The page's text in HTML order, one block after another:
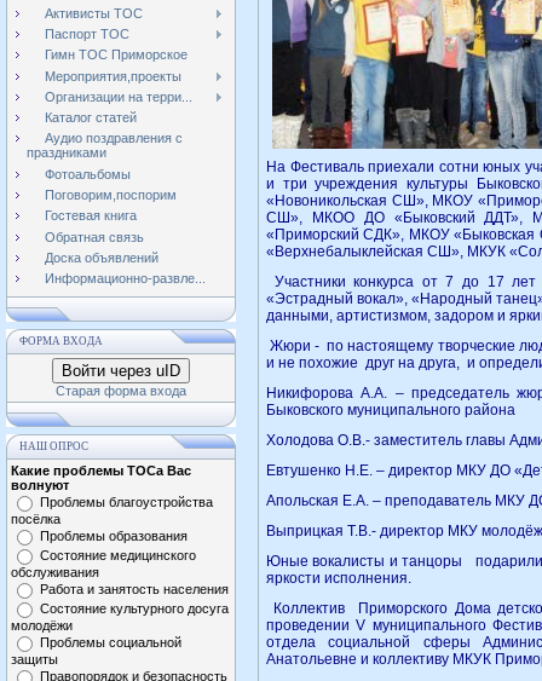
Активисты ТОС
Паспорт ТОС
Гимн ТОС Приморское
Мероприятия,проекты
Организации на терри...
Каталог статей
Аудио поздравления с
праздниками
Фотоальбомы
Поговорим,поспорим
Гостевая книга
Обратная связь
Доска объявлений
Информационно-развле...
ФОРМА ВХОДА
Войти через uID
Старая форма входа
НАШ ОПРОС
Какие проблемы ТОСа Вас
волнуют
Проблемы благоустройства
посёлка
Проблемы образования
Состояние медицинского
обслуживания
Работа и занятость населения
Состояние культурного досуга
молодёжи
Проблемы социальной
защиты
Правопорядок и безопасность
На Фестиваль приехали сотни юных
и три учреждения культуры
«Новоникольская СШ», МКОУ
СШ», МКОО ДО «Быковский ДДТ»,
«Приморский СДК», МКОУ
«Верхнебалыклейская СШ», МКУК
Участники конкурса от 7 до 17
«Эстрадный вокал», «Народный
данными, артистизмом, задором и
Жюри - по настоящему творческие
и не похожие друг на друга, и
Никифорова А.А. – председатель
Быковского муниципального района
Холодова О.В.- заместитель главы
Евтушенко Н.Е. – директор МКУ ДО
Апольская Е.А. – преподаватель МКУ
Выприцкая Т.В.- директор МКУ
Юные вокалисты и танцоры подарили
яркости исполнения.
Коллектив Приморского Дома
проведении V муниципального
отдела социальной сферы
Анатольевне и коллективу МКУК